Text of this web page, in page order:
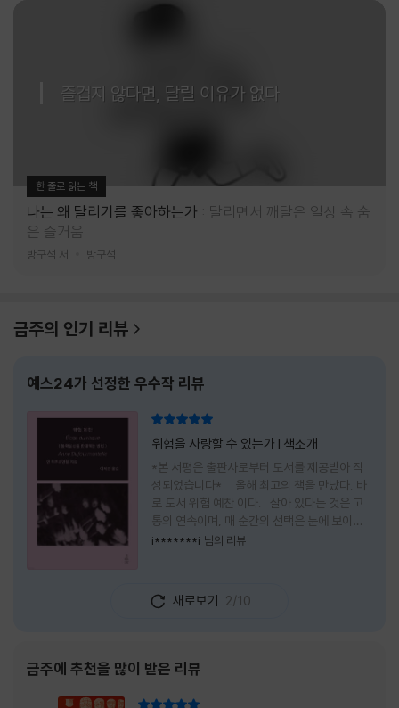
즐겁지 않다면, 달릴 이유가 없다
한 줄로 읽는 책
나는 왜 달리기를 좋아하는가
달리면서 깨달은 일상 속 숨
은 즐거움
방구석 저 방구석
금주의 인기 리뷰
예스24가 선정한 우수작 리뷰
위험을 사랑할 수 있는가 l 책소개
*본 서평은 출판사로부터 도서를 제공받아 작
성되었습니다* 올해 최고의 책을 만났다. 바
로 도서 위험 예찬 이다. 살아 있다는 것은 고
통의 연속이며, 매 순간의 선택은 눈에 보이지
않는 위험을 감수해야 한다는 것을 의미한다.
도전하고 미지의 세계로 발을 내딛기란 결코 쉬
운 일이 아니다. 그러나 이 책을 읽다 보면 그 마
내가 진실로 원했던 방향을 향해 움직이고 있을
지도 모른다. 위험은 두려움의 대상이 아니라,
내가 진짜 원하는 삶으로 향하는 문 앞에 늘 함
i*******i 님의 리뷰
새로보기 2/10
금주에 추천을 많이 받은 리뷰